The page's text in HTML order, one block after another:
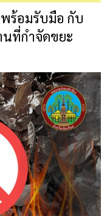
พร้อมรับมือ กับ
นที่กำจัดขยะ